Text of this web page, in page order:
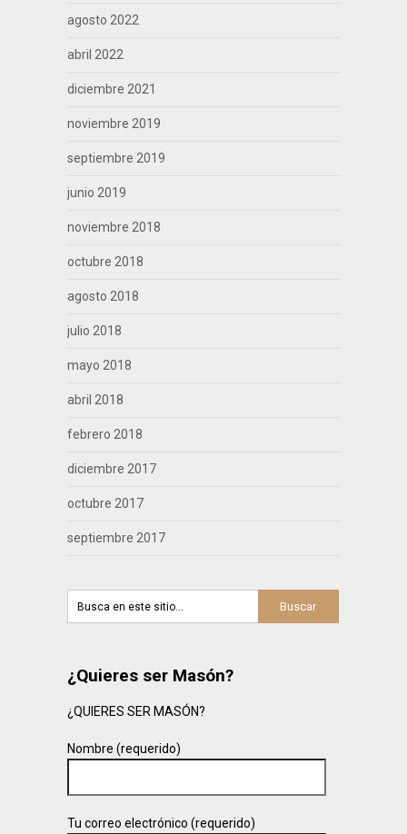
agosto 2022
abril 2022
diciembre 2021
noviembre 2019
septiembre 2019
junio 2019
noviembre 2018
octubre 2018
agosto 2018
julio 2018
mayo 2018
abril 2018
febrero 2018
diciembre 2017
octubre 2017
septiembre 2017
¿Quieres ser Masón?
¿QUIERES SER MASÓN?
Nombre (requerido)
Tu correo electrónico (requerido)